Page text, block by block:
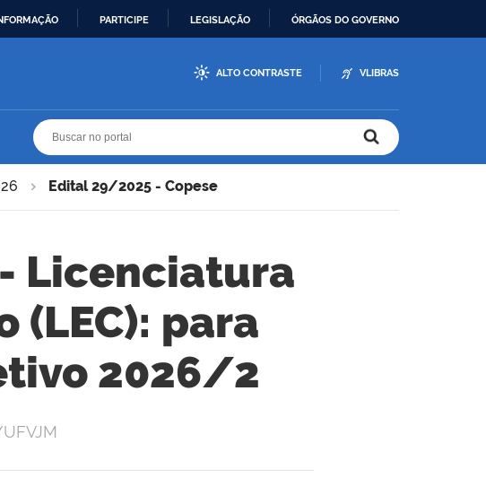
PARTICIPE LEGISLAÇÃO ÓRGÃOS DO GOVERNO
ALTO CONTRASTE VLIBRAS
Edital 29/2025 - Copese
Licenciatura
(LEC): para
2026/2